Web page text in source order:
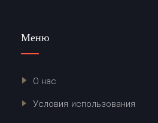
Меню
О нас
Условия использования